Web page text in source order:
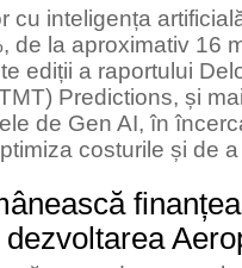
cu inteligența
de la aproximativ 16
ediții a raportului
Predictions, și
de Gen AI, în
costurile și de